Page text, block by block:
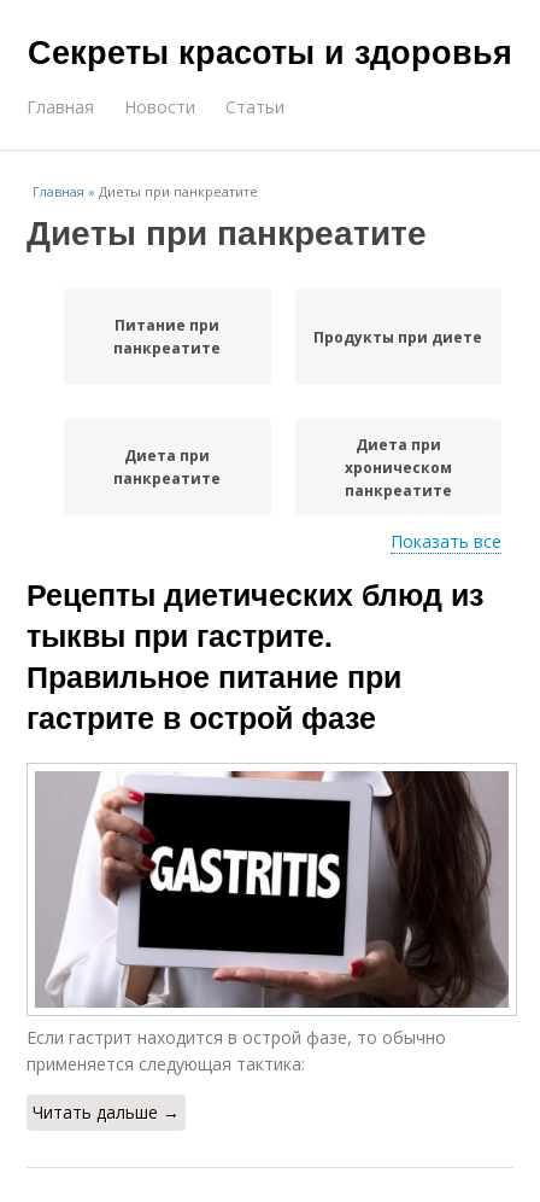
Секреты красоты и здоровья
Главная Новости Статьи
Главная »Диеты при панкреатите
Диеты при панкреатите
Питание при
панкреатите
Продукты при диете
Диета при
панкреатите
Диета при
хроническом
панкреатите
Диета при
заболеваниях
Показать все
Рецепты диетических блюд из
тыквы при гастрите.
Правильное питание при
гастрите в острой фазе
Если гастрит находится в острой фазе, то обычно
применяется следующая тактика:
Читать дальше →